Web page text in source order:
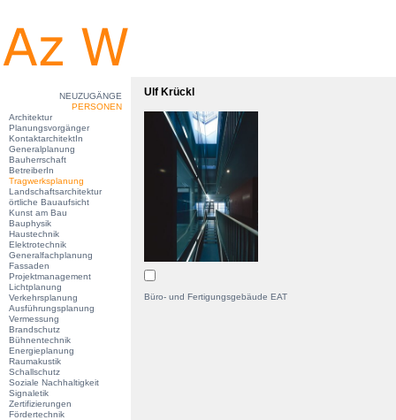
NEUZUGÄNGE
PERSONEN
Architektur
Planungsvorgänger
KontaktarchitektIn
Generalplanung
Bauherrschaft
BetreiberIn
Tragwerksplanung
Landschaftsarchitektur
örtliche Bauaufsicht
Kunst am Bau
Bauphysik
Haustechnik
Elektrotechnik
Generalfachplanung
Fassaden
Projektmanagement
Lichtplanung
Verkehrsplanung
Ausführungsplanung
Vermessung
Brandschutz
Bühnentechnik
Energieplanung
Raumakustik
Schallschutz
Soziale Nachhaltigkeit
Signaletik
Zertifizierungen
Fördertechnik
Ulf Krückl
Büro- und Fertigungsgebäude EAT